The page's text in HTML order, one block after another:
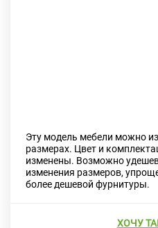
Эту модель мебели можно
размерах. Цвет и
изменены. Возможно
изменения размеров,
более дешевой фурнитуры.
ХОЧУ